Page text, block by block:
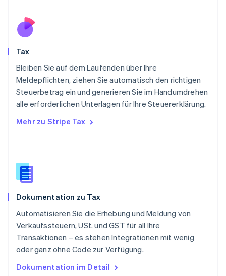
Tax
Bleiben Sie auf dem Laufenden über Ihre
Meldepflichten, ziehen Sie automatisch den richtigen
Steuerbetrag ein und generieren Sie im Handumdrehen
alle erforderlichen Unterlagen für Ihre Steuererklärung.
Mehr zu Stripe Tax
Dokumentation zu Tax
Automatisieren Sie die Erhebung und Meldung von
Verkaufssteuern, USt. und GST für all Ihre
Transaktionen – es stehen Integrationen mit wenig
oder ganz ohne Code zur Verfügung.
Dokumentation im Detail
Portugal
Português
Schweden
Schweiz
DeutschFrançaisItalianoEnglish
Singapur
Slowakei
Sonderverwaltungsregion Hongkong,
China
Spanien
EspañolEnglish
Thailand
Tschechische Republik
English
English